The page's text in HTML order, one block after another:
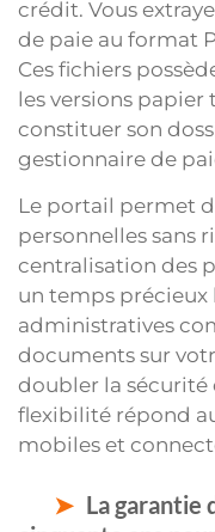
crédit. Vous
de paie au format
Ces fichiers
les versions papier
constituer son
gestionnaire de
Le portail permet
personnelles sans
centralisation des
un temps précieux
administratives
documents sur
doubler la sécurité
flexibilité répond
mobiles et
La garantie